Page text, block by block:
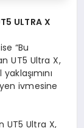
ULTRA X
“Bu
UT5 Ultra X,
ivmesine
UT5 Ultra X,